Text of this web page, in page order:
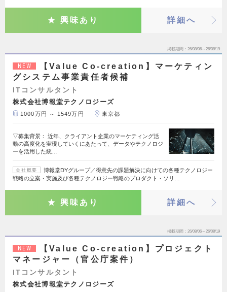
興味あり 詳細へ
掲載期間 26/08/06～26/08/19
NEW
【Value Co-creation】マーケティン
グシステム事業責任者候補
ITコンサルタント
株式会社博報堂テクノロジーズ
1000万円 ～ 1549万円 東京都
▽募集背景： 近年、クライアント企業のマーケティング活
動の高度化を実現していくにあたって、データやテクノロジ
ーを活用した統…
会社概要
博報堂DYグループ／得意先の課題解決に向けての各種テクノロジー
戦略の立案・実施及び各種テクノロジー戦略のプロダクト・ソリ…
興味あり 詳細へ
掲載期間 26/08/06～26/08/19
NEW
【Value Co-creation】プロジェクト
マネージャー（官公庁案件）
ITコンサルタント
株式会社博報堂テクノロジーズ